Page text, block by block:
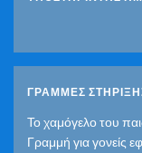
ΓΡΑΜΜΕΣ
Το χαμόγελο του
Γραμμή για γονείς